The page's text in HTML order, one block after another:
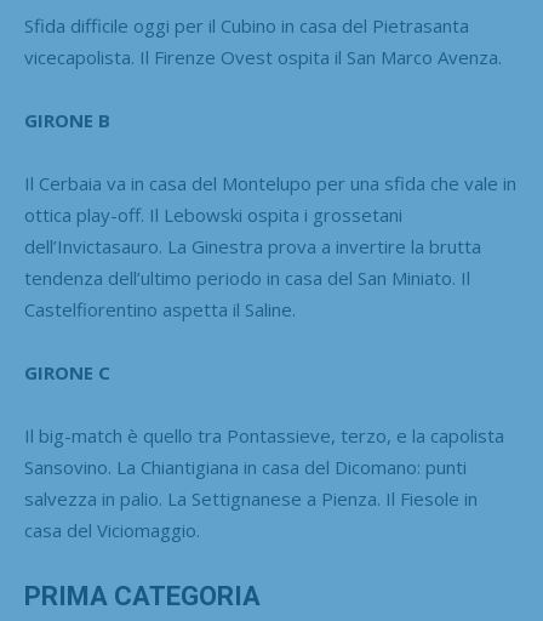
Sfida difficile oggi per il Cubino in casa del Pietrasanta
vicecapolista. Il Firenze Ovest ospita il San Marco Avenza.
GIRONE B
Il Cerbaia va in casa del Montelupo per una sfida che vale in
ottica play-off. Il Lebowski ospita i grossetani
dell’Invictasauro. La Ginestra prova a invertire la brutta
tendenza dell’ultimo periodo in casa del San Miniato. Il
Castelfiorentino aspetta il Saline.
GIRONE C
Il big-match è quello tra Pontassieve, terzo, e la capolista
Sansovino. La Chiantigiana in casa del Dicomano: punti
salvezza in palio. La Settignanese a Pienza. Il Fiesole in
casa del Viciomaggio.
PRIMA CATEGORIA